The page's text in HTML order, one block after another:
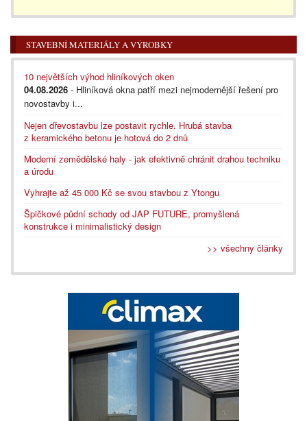
STAVEBNÍ MATERIÁLY A VÝROBKY
10 největších výhod hliníkových oken
04.08.2026 - Hliníková okna patří mezi nejmodernější řešení pro
novostavby i...
Nejen dřevostavbu lze postavit rychle. Hrubá stavba
z keramického betonu je hotová do 2 dnů
Moderní zemědělské haly - jak efektivně chránit drahou techniku
a úrodu
Vyhrajte až 45 000 Kč se svou stavbou z Ytongu
Špičkové půdní schody od JAP FUTURE, promyšlená
konstrukce i minimalistický design
>> všechny články